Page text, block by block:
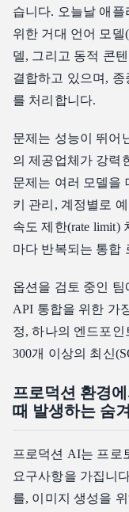
프로덕션 애플리
1. 풀 모달(Full-
2. 투명한 종량제
3. 개발자 생태계
4. 엔터프라이즈
Atlas Cloud vs.
Atlas Cloud vs.
결론
습니다. 오늘날 애
위한 거대 언어 모
델, 그리고 동적 콘
결합하고 있으며, 종
를 처리합니다.
문제는 성능이 뛰어
의 제공업체가 강력
문제는 여러 모델을
키 관리, 계정별로
속도 제한(rate limit)
마다 반복되는 통합
옵션을 검토 중인 팀
API 통합을 위한 가
정, 하나의 엔드포
300개 이상의 최신
프로덕션 환경
때 발생하는 숨
프로덕션 AI는 프로
요구사항을 가집니
를, 이미지 생성을